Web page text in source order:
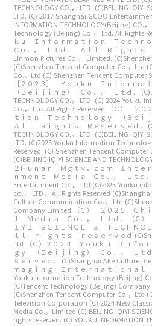
TECHNOLOGY CO.， LTD. (C)BEIJING IQIYI
LTD. (C) 2017 Shanghai GCOO
INFORMATION TECHNOLOGY(Beijing) CO.，
Technology (Beijing) Co.， Ltd. All Rights
ｋｕ Ｉｎｆｏｒｍａｔｉｏｎ Ｔｅｃｈｎ
Ｃｏ．， Ｌｔｄ． Ａｌｌ Ｒｉｇｈｔｓ
Linmon Pictures Co.， Limited.
(C)Shenzhen Tencent Computer Co.，Ltd
Co.，Ltd (C) Shenzhen Tencent Computer
［２０２３］ Ｙｏｕｋｕ Ｉｎｆｏｒｍａ
（Ｂｅｉｊｉｎｇ） Ｃｏ．， Ｌｔｄ．
TECHNOLOGY CO.， LTD. (C) 2024 Youku
Co.， Ltd. All Rights Reserved
（Ｃ） ２０
ｔｉｏｎ Ｔｅｃｈｎｏｌｏｇｙ （Ｂｅ
Ａｌｌ Ｒｉｇｈｔｓ Ｒｅｓｅｒｖｅｄ．
TECHNOLOGY CO.， LTD. (C)BEIJING IQIYI
LTD. (C)2025 Youku Information
Reserved. (C) Shenzhen Tencent
(C)BEIJING IQIYI SCIENCE AND
２Ｈｕｎａｎ Ｍｇｔｖ．ｃｏｍ Ｉｎｔｅ
ｎｍｅｎｔ Ｍｅｄｉａ Ｃｏ．， Ｌｔｄ．
Entertainment Co.， Ltd (C)2023 Youku
co.， LTD， All Rights Reserved
Culture Communication Co.， Ltd
Company Limited
（Ｃ） ２０２５ Ｃｈ
ｌ Ｍｅｄｉａ Ｃｏ．， Ｌｔｄ．
（Ｃ
ＩＹＩ ＳＣＩＥＮＣＥ ＆ ＴＥＣＨＮＯ
ｌｌ ｒｉｇｈｔｓ ｒｅｓｅｒｖｅｄ
Ltd
（Ｃ）２０２４ Ｙｏｕｋｕ Ｉｎｆｏ
ｇｙ （Ｂｅｉｊｉｎｇ） Ｃｏ．， Ｌｔ
ｓｅｒｖｅｄ． (C)Shanghai Ake Culture
ｍａｇｉｎｇ Ｉｎｔｅｒｎａｔｉｏｎａｌ
Youku Information Technology (Beijing)
(C)Tencent Technology (Beijing)
(C)Shenzhen Tencent Computer Co.，Ltd
Television Corporation (C) 2024 New
Media Co.，Limited (C) BEIJING IQIYI
rights reserved. (C) YOUKU INFORMATION